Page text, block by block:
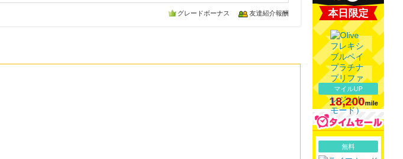
グレードボーナス 友達紹介報酬 本日限定
マイルUP
18,200mile
無料